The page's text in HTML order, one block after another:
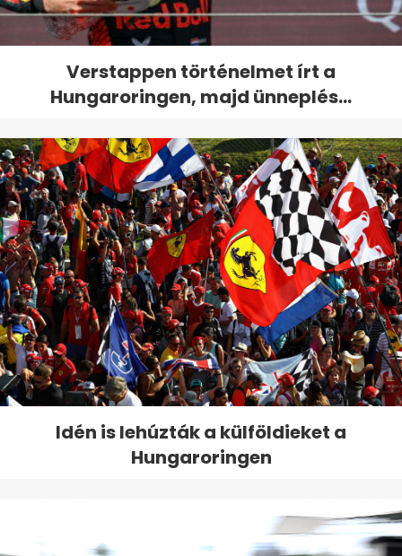
Verstappen történelmet írt a
Hungaroringen, majd ünneplés...
Idén is lehúzták a külföldieket a
Hungaroringen